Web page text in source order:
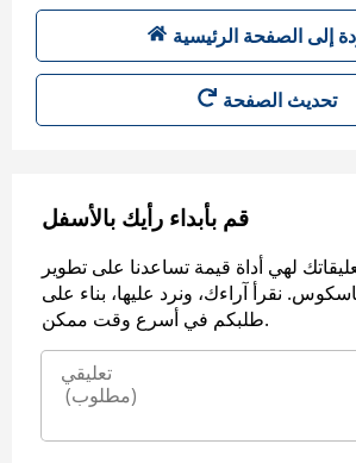
إلى الصفحة الرئيسية
تحديث الصفحة
قم بأبداء رأيك بالأسفل
لهي أداة قيمة تساعدنا على تطوير
نقرأ آراءك، ونرد عليها، بناء على
طلبكم في أسرع وقت ممكن.